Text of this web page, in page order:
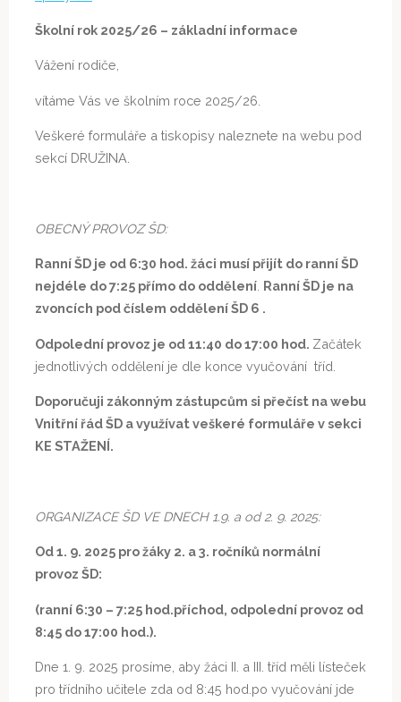
Školní rok 2025/26 – základní informace
Vážení rodiče,
vítáme Vás ve školním roce 2025/26.
Veškeré formuláře a tiskopisy naleznete na webu pod
sekcí DRUŽINA.
OBECNÝ PROVOZ ŠD:
Ranní ŠD je od 6:30 hod. žáci musí přijít do ranní ŠD
nejdéle do 7:25 přímo do oddělení. Ranní ŠD je na
zvoncích pod číslem oddělení ŠD 6 .
Odpolední provoz je od 11:40 do 17:00 hod. Začátek
jednotlivých oddělení je dle konce vyučování tříd.
Doporučuji zákonným zástupcům si přečíst na webu
Vnitřní řád ŠD a využívat veškeré formuláře v sekci
KE STAŽENÍ.
ORGANIZACE ŠD VE DNECH 1.9. a od 2. 9. 2025:
Od 1. 9. 2025 pro žáky 2. a 3. ročníků normální
provoz ŠD:
(ranní 6:30 – 7:25 hod.příchod, odpolední provoz od
8:45 do 17:00 hod.).
Dne 1. 9. 2025 prosíme, aby žáci II. a III. tříd měli lísteček
pro třídního učitele zda od 8:45 hod.po vyučování jde